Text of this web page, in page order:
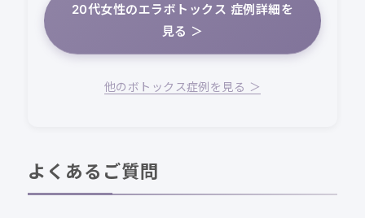
20代女性のエラボトックス 症例詳細を
見る ＞
他のボトックス症例を見る ＞
よくあるご質問